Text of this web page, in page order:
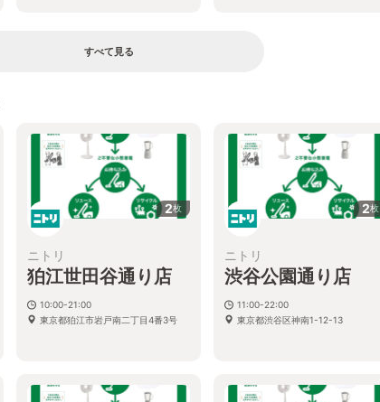
すべて見る
2枚
ニトリ
狛江世田谷通り店
10:00-21:00
東京都狛江市岩戸南二丁目4番3号
2枚
ニトリ
渋谷公園通り店
11:00-22:00
東京都渋谷区神南1-12-13